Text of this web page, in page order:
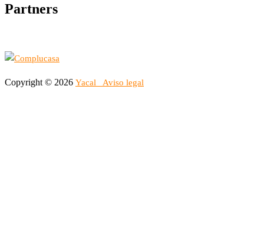
Partners
Copyright © 2026 Yacal Aviso legal